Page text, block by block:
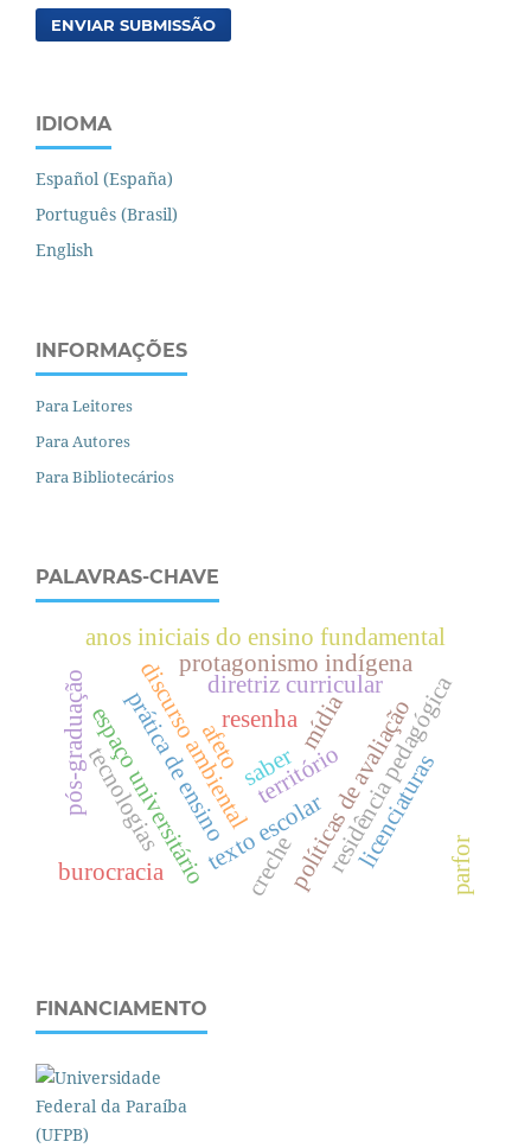
ENVIAR SUBMISSÃO
IDIOMA
Español (España)
Português (Brasil)
English
INFORMAÇÕES
Para Leitores
Para Autores
Para Bibliotecários
PALAVRAS-CHAVE
resenha
território
diretriz curricular
prática de ensinotexto escolarpolíticas de avaliação
espaço universitário
pós-graduação
protagonismo indígena
saber
anos iniciais do ensino fundamental
discurso ambiental mídiaresidência pedagógica
licenciaturas parfor
creche
tecnologias afeto
burocracia
FINANCIAMENTO